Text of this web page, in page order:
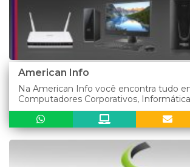
American Info
Na American Info você encontra tudo
Computadores Corporativos, Informática